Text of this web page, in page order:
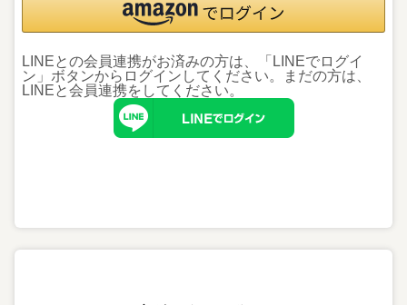
LINEとの会員連携がお済みの方は、「LINEでログイ
ン」ボタンからログインしてください。まだの方は、
LINEと会員連携をしてください。